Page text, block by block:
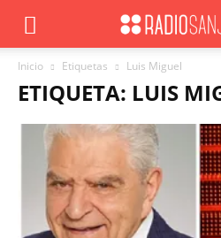
Inicio Etiquetas Luis Miguel
ETIQUETA: LUIS